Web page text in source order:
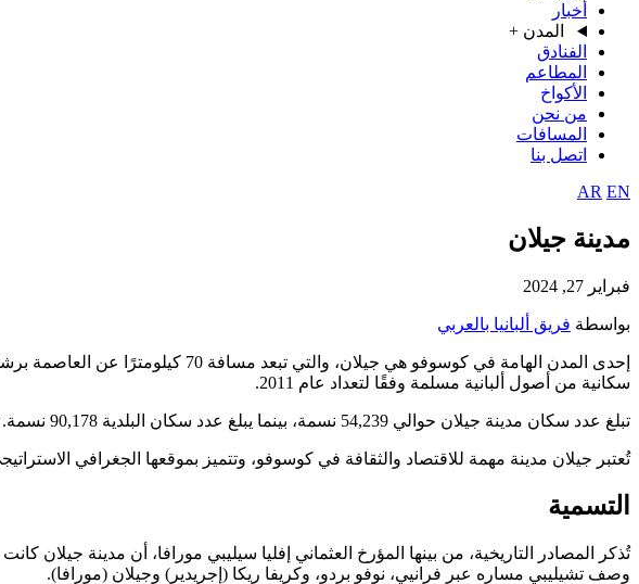
أخبار
المدن +
الفنادق
المطاعم
الأكواخ
من نحن
المسافات
اتصل بنا
AR EN
مدينة جيلان
فبراير 27, 2024
بواسطة فريق ألبانيا بالعربي
إحدى المدن الهامة في كوسوفو هي
سكانية من أصول ألبانية مسلمة وفقًا لتعداد عام 2011.
تبلغ عدد سكان مدينة جيلان حوالي 54,239 نسمة، بينما يبلغ عدد سكان البلدية 90,178 نسمة. تضم جيلان أيضًا بعض الشخصيات المعروفة، منها لاعب كرة القدم السويسري شيردان شاكيري.
تُعتبر جيلان مدينة مهمة للاقتصاد والثقافة في كوسوفو، وتتميز بموقعها الجغرافي
التسمية
تُذكر المصادر التاريخية، من بينها المؤرخ العثماني إفليا سيليبي مورافا، أن مدينة
وصف تشيليبي مساره عبر فرانيي، نوفو بردو، وكريفا ريكا (إجريدير) وجيلان (مورافا).